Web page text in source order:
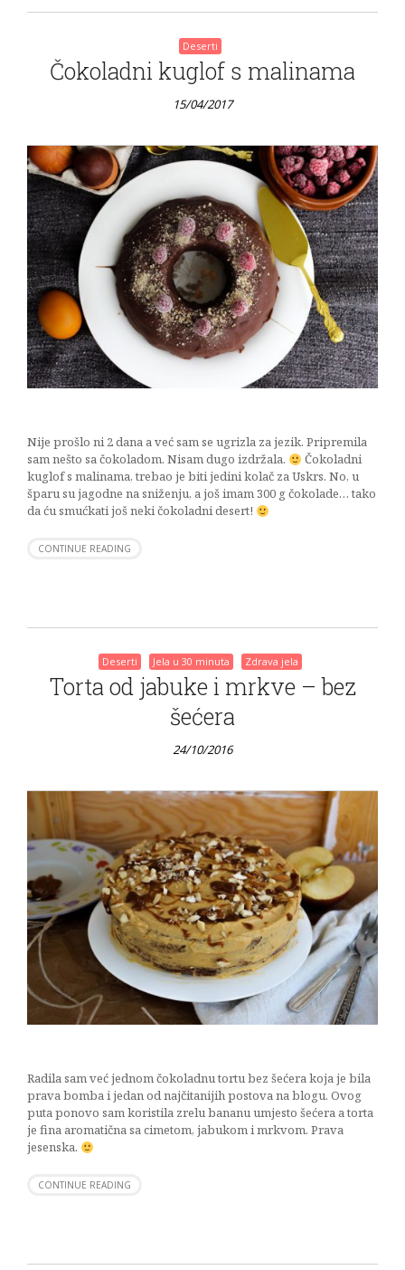
Deserti
Čokoladni kuglof s malinama
15/04/2017
Nije prošlo ni 2 dana a već sam se ugrizla za jezik. Pripremila
sam nešto sa čokoladom. Nisam dugo izdržala.
Čokoladni
kuglof s malinama, trebao je biti jedini kolač za Uskrs. No, u
šparu su jagodne na sniženju, a još imam 300 g čokolade… tako
da ću smućkati još neki čokoladni desert!
CONTINUE READING
Deserti Jela u 30 minuta Zdrava jela
Torta od jabuke i mrkve – bez
šećera
24/10/2016
Radila sam već jednom čokoladnu tortu bez šećera koja je bila
prava bomba i jedan od najčitanijih postova na blogu. Ovog
puta ponovo sam koristila zrelu bananu umjesto šećera a torta
je fina aromatična sa cimetom, jabukom i mrkvom. Prava
jesenska.
CONTINUE READING